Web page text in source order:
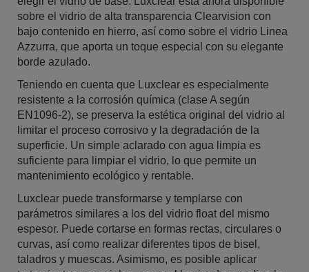
sobre el vidrio de alta transparencia Clearvision con
bajo contenido en hierro, así como sobre el vidrio Linea
Azzurra, que aporta un toque especial con su elegante
borde azulado.
Teniendo en cuenta que Luxclear es especialmente
resistente a la corrosión química (clase A según
EN1096-2), se preserva la estética original del vidrio al
limitar el proceso corrosivo y la degradación de la
superficie. Un simple aclarado con agua limpia es
suficiente para limpiar el vidrio, lo que permite un
mantenimiento ecológico y rentable.
Luxclear puede transformarse y templarse con
parámetros similares a los del vidrio float del mismo
espesor. Puede cortarse en formas rectas, circulares o
curvas, así como realizar diferentes tipos de bisel,
taladros y muescas. Asimismo, es posible aplicar